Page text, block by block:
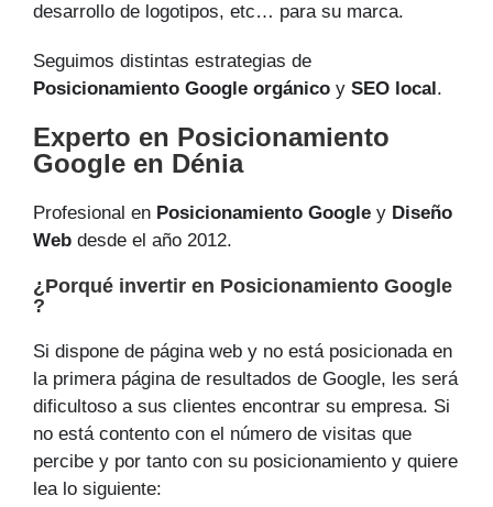
desarrollo de logotipos, etc… para su marca.
Seguimos distintas estrategias de
Posicionamiento Google orgánico y SEO local .
Experto en Posicionamiento
Google en Dénia
Profesional en Posicionamiento Google y Diseño
Web desde el año 2012.
¿Porqué invertir en Posicionamiento Google
?
Si dispone de página web y no está posicionada en
la primera página de resultados de Google, les será
dificultoso a sus clientes encontrar su empresa. Si
no está contento con el número de visitas que
percibe y por tanto con su posicionamiento y quiere
lea lo siguiente: